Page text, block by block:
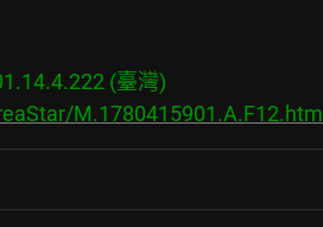
(臺灣)
M.1780415901.A.F12.html